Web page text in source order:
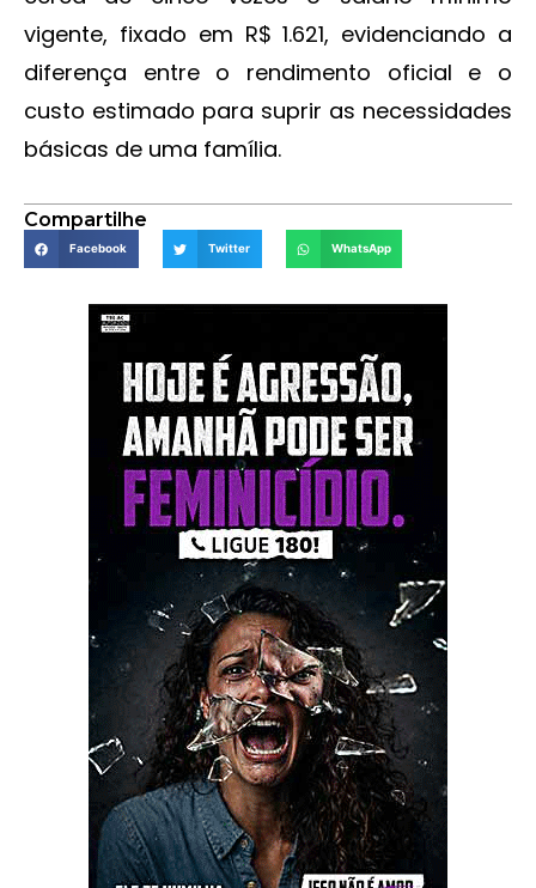
vigente, fixado em R$ 1.621, evidenciando a
diferença entre o rendimento oficial e o
custo estimado para suprir as necessidades
básicas de uma família.
Compartilhe
Facebook Twitter WhatsApp